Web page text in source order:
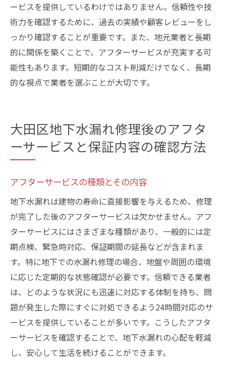
ービスを提供しているわけではありません。信頼性や技
術力を確認するために、過去の実績や顧客レビューをし
っかり確認することが重要です。また、地元業者と長期
的に関係を築くことで、アフターサービスが充実する可
能性もあります。短期的なコスト削減だけでなく、長期
的な視点で業者を選ぶことが大切です。
大田区地下水漏れ修理後のアフタ
ーサービスと保証内容の確認方法
アフターサービスの種類とその内容
地下水漏れは建物の寿命に直接影響を与えるため、修理
が完了した後のアフターサービスは欠かせません。アフ
ターサービスにはさまざまな種類があり、一般的には定
期点検、緊急時対応、保証期間の延長などが含まれま
す。特に地下での水漏れ修理の場合、地盤や周囲の環境
に応じた定期的な状態確認が必要です。信頼できる業者
は、どのような状況にも迅速に対応する体制を持ち、問
題が発生した際にすぐに対処できるよう24時間対応のサ
ービスを提供していることが多いです。こうしたアフタ
ーサービスを確認することで、地下水漏れの心配を軽減
し、安心して生活を続けることができます。